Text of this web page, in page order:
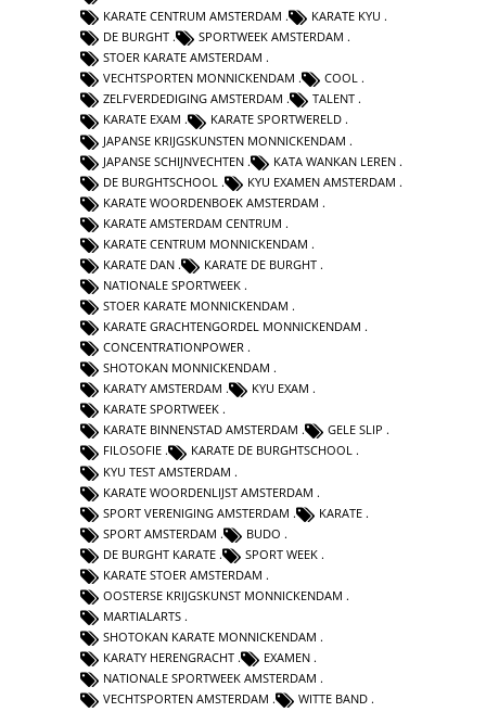
KARATE CENTRUM AMSTERDAM
KARATE KYU
DE BURGHT
SPORTWEEK AMSTERDAM
STOER KARATE AMSTERDAM
VECHTSPORTEN MONNICKENDAM
COOL
ZELFVERDEDIGING AMSTERDAM
TALENT
KARATE EXAM
KARATE SPORTWERELD
JAPANSE KRIJGSKUNSTEN MONNICKENDAM
JAPANSE SCHIJNVECHTEN
KATA WANKAN LEREN
DE BURGHTSCHOOL
KYU EXAMEN AMSTERDAM
KARATE WOORDENBOEK AMSTERDAM
KARATE AMSTERDAM CENTRUM
KARATE CENTRUM MONNICKENDAM
KARATE DAN
KARATE DE BURGHT
NATIONALE SPORTWEEK
STOER KARATE MONNICKENDAM
KARATE GRACHTENGORDEL MONNICKENDAM
CONCENTRATIONPOWER
SHOTOKAN MONNICKENDAM
KARATY AMSTERDAM
KYU EXAM
KARATE SPORTWEEK
KARATE BINNENSTAD AMSTERDAM
GELE SLIP
FILOSOFIE
KARATE DE BURGHTSCHOOL
KYU TEST AMSTERDAM
KARATE WOORDENLIJST AMSTERDAM
SPORT VERENIGING AMSTERDAM
KARATE
SPORT AMSTERDAM
BUDO
DE BURGHT KARATE
SPORT WEEK
KARATE STOER AMSTERDAM
OOSTERSE KRIJGSKUNST MONNICKENDAM
MARTIALARTS
SHOTOKAN KARATE MONNICKENDAM
KARATY HERENGRACHT
EXAMEN
NATIONALE SPORTWEEK AMSTERDAM
VECHTSPORTEN AMSTERDAM
WITTE BAND